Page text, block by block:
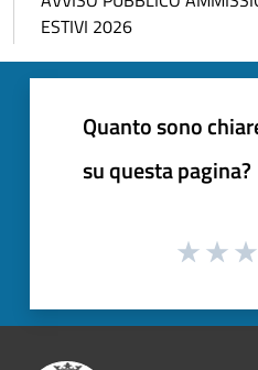
ESTIVI 2026
Quanto sono
su questa pagina?